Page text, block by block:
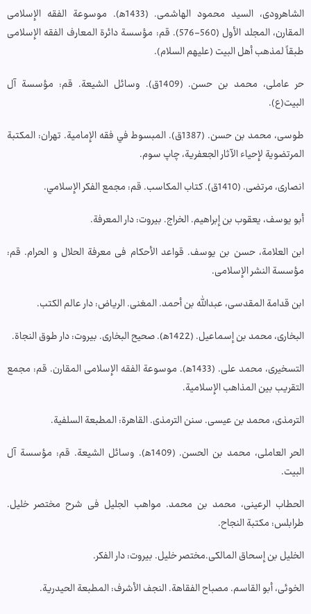
الشاهرودی، السید محمود الهاشمی. (1433ه‍). موسوعة الفقه الإسلامی
المقارن، المجلد الأول (560-576). قم: مؤسسة دائرة المعارف الفقه الإسلامی
طبقاً لمذهب أهل البیت (علیهم السلام).
حر عاملی، محمد بن حسن. (1409ق). وسائل الشيعة. قم: مؤسسة آل
البيت(ع).
طوسی، محمد بن حسن. (1387ق). المبسوط في فقه الإمامية. تهران: المكتبة
المرتضوية لإحياء الآثار الجعفرية، چاپ سوم.
انصاری، مرتضی. (1410ق). کتاب المکاسب. قم: مجمع الفکر الإسلامي.
أبو یوسف، یعقوب بن إبراهیم. الخراج. بیروت: دار المعرفة.
ابن العلامة، حسن بن یوسف. قواعد الأحکام فی معرفة الحلال و الحرام. قم:
مؤسسة النشر الإسلامی.
ابن قدامة المقدسی، عبدالله بن أحمد. المغنی. الریاض: دار عالم الکتب.
البخاری، محمد بن إسماعیل. (1422ه‍). صحیح البخاری. بیروت: دار طوق النجاة.
التسخیری، محمد علی. (1433ه‍). موسوعة الفقه الإسلامی المقارن. قم: مجمع
التقریب بین المذاهب الإسلامیة.
الترمذی، محمد بن عیسی. سنن الترمذی. القاهرة: المطبعة السلفیة.
الحر العاملی، محمد بن الحسن. (1409ه‍). وسائل الشیعة. قم: مؤسسة آل
البیت.
الحطاب الرعینی، محمد بن محمد. مواهب الجلیل فی شرح مختصر خلیل.
طرابلس: مکتبة النجاح.
الخلیل بن إسحاق المالکی.مختصر خلیل. بیروت: دار الفکر.
الخوئی، أبو القاسم. مصباح الفقاهة. النجف الأشرف: المطبعة الحیدریة.